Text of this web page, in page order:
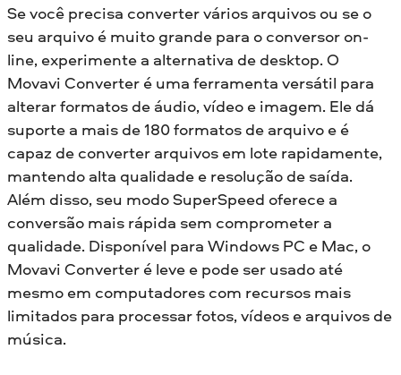
Se você precisa converter vários arquivos ou se o
seu arquivo é muito grande para o conversor on-
line, experimente a alternativa de desktop. O
Movavi Converter é uma ferramenta versátil para
alterar formatos de áudio, vídeo e imagem. Ele dá
suporte a mais de 180 formatos de arquivo e é
capaz de converter arquivos em lote rapidamente,
mantendo alta qualidade e resolução de saída.
Além disso, seu modo SuperSpeed oferece a
conversão mais rápida sem comprometer a
qualidade. Disponível para Windows PC e Mac, o
Movavi Converter é leve e pode ser usado até
mesmo em computadores com recursos mais
limitados para processar fotos, vídeos e arquivos de
música.